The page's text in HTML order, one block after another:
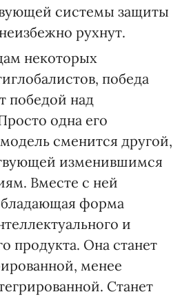
системы защиты
рухнут.
некоторых
победа
победой над
одна его
сменится другой,
изменившимся
Вместе с ней
форма
и
продукта. Она станет
менее
Станет